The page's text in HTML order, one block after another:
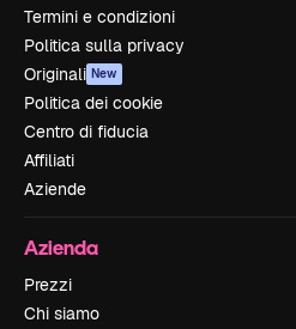
Termini e condizioni
Politica sulla privacy
Originali New
Politica dei cookie
Centro di fiducia
Affiliati
Aziende
Azienda
Prezzi
Chi siamo